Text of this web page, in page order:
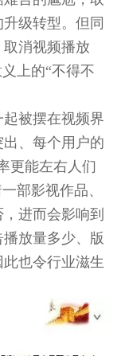
级转型。但同
消视频播放
上的“不得不
被摆在视频界
、每个用户的
更能左右人们
部影视作品、
进而会影响到
放量多少、版
也令行业滋生